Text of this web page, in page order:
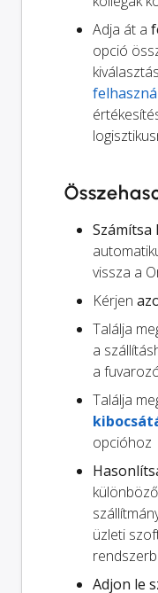
Adja át a
opció
Számítsa
vissza a
Kérjen
Találja
a
a
Találja
opcióhoz
üzleti
Adjon le